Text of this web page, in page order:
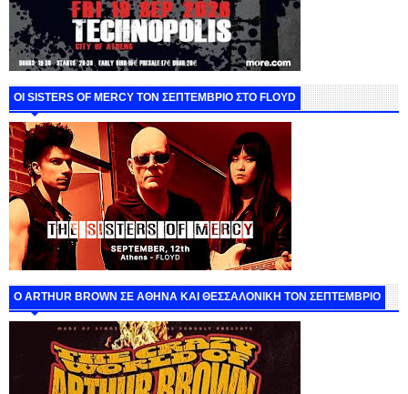
ΟΙ SISTERS OF MERCY ΤΟΝ ΣΕΠΤΕΜΒΡΙΟ ΣΤΟ FLOYD
O ARTHUR BROWN ΣΕ ΑΘΗΝΑ ΚΑΙ ΘΕΣΣΑΛΟΝΙΚΗ ΤΟΝ ΣΕΠΤΕΜΒΡΙΟ